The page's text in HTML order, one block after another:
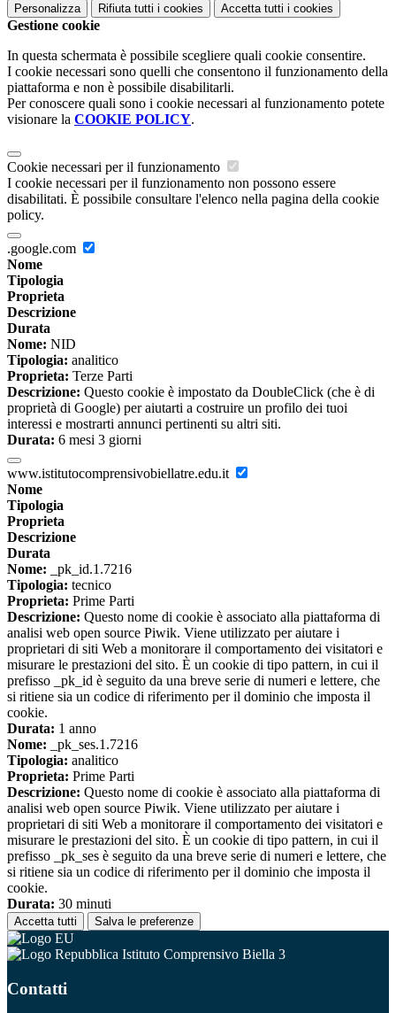
Personalizza Rifiuta tutti i cookies Accetta tutti i cookies
Gestione cookie
In questa schermata è possibile scegliere quali cookie consentire.
I cookie necessari sono quelli che consentono il funzionamento della
piattaforma e non è possibile disabilitarli.
Per conoscere quali sono i cookie necessari al funzionamento potete
visionare la COOKIE POLICY.
Cookie necessari per il funzionamento
I cookie necessari per il funzionamento non possono essere
disabilitati. È possibile consultare l'elenco nella pagina della cookie
policy.
.google.com
Nome
Tipologia
Proprieta
Descrizione
Durata
Nome: NID
Tipologia: analitico
Proprieta: Terze Parti
Descrizione: Questo cookie è impostato da DoubleClick (che è di
proprietà di Google) per aiutarti a costruire un profilo dei tuoi
interessi e mostrarti annunci pertinenti su altri siti.
Durata: 6 mesi 3 giorni
www.istitutocomprensivobiellatre.edu.it
Nome
Tipologia
Proprieta
Descrizione
Durata
Nome: _pk_id.1.7216
Tipologia: tecnico
Proprieta: Prime Parti
Descrizione: Questo nome di cookie è associato alla piattaforma di
analisi web open source Piwik. Viene utilizzato per aiutare i
proprietari di siti Web a monitorare il comportamento dei visitatori e
misurare le prestazioni del sito. È un cookie di tipo pattern, in cui il
prefisso _pk_id è seguito da una breve serie di numeri e lettere, che
si ritiene sia un codice di riferimento per il dominio che imposta il
cookie.
Durata: 1 anno
Nome: _pk_ses.1.7216
Tipologia: analitico
Proprieta: Prime Parti
Descrizione: Questo nome di cookie è associato alla piattaforma di
analisi web open source Piwik. Viene utilizzato per aiutare i
proprietari di siti Web a monitorare il comportamento dei visitatori e
misurare le prestazioni del sito. È un cookie di tipo pattern, in cui il
prefisso _pk_ses è seguito da una breve serie di numeri e lettere, che
si ritiene sia un codice di riferimento per il dominio che imposta il
cookie.
Durata: 30 minuti
Accetta tutti Salva le preferenze
Istituto Comprensivo Biella 3
Contatti